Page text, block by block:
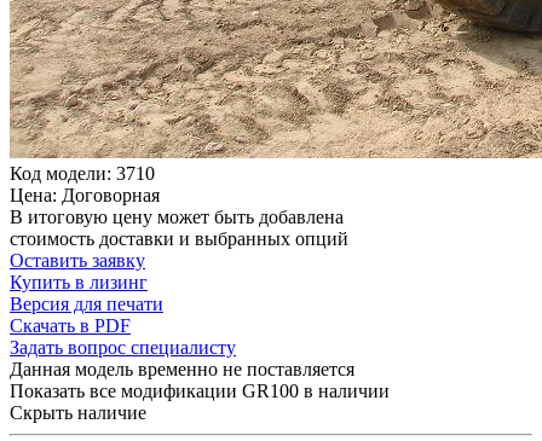
Код модели: 3710
Цена: Договорная
В итоговую цену может быть добавлена
стоимость доставки и выбранных опций
Оставить заявку
Купить в лизинг
Версия для печати
Скачать в PDF
Задать вопрос специалисту
Данная модель временно не поставляется
Показать все модификации GR100 в наличии
Скрыть наличие